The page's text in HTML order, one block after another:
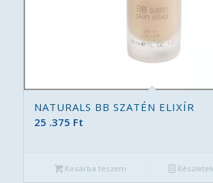
NATURALS BB SZATÉN ELIXÍR
25 .375 Ft
Kosárba teszem